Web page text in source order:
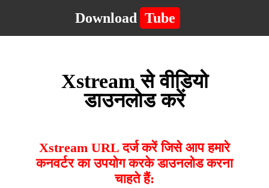
Download Tube
Xstream से वीडियो
डाउनलोड करें
Xstream URL दर्ज करें जिसे आप हमारे
कनवर्टर का उपयोग करके डाउनलोड करना
चाहते हैं: